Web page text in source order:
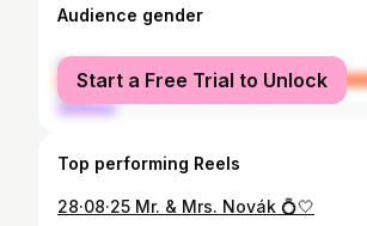
Audience gender
female
male
Start a Free Trial to Unlock
Top performing Reels
28·08·25 Mr. & Mrs. Novák 💍🤍